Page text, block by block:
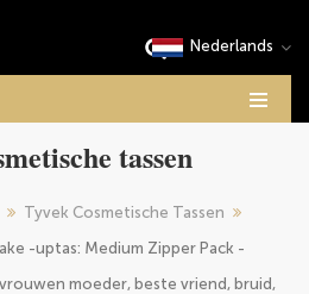
Nederlands
tassen
Tyvek Cosmetische Tassen
-uptas: Medium Zipper Pack -
moeder, beste vriend, bruid,